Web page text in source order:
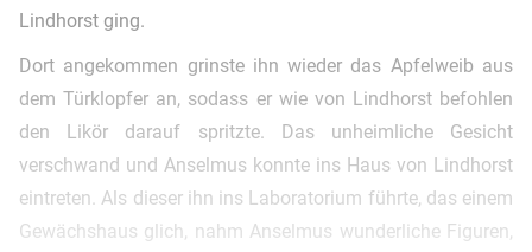
Lindhorst ging.
Dort angekommen grinste ihn wieder das Apfelweib aus
dem Türklopfer an, sodass er wie von Lindhorst befohlen
den Likör darauf spritzte. Das unheimliche Gesicht
verschwand und Anselmus konnte ins Haus von Lindhorst
eintreten. Als dieser ihn ins Laboratorium führte, das einem
Gewächshaus glich, nahm Anselmus wunderliche Figuren,